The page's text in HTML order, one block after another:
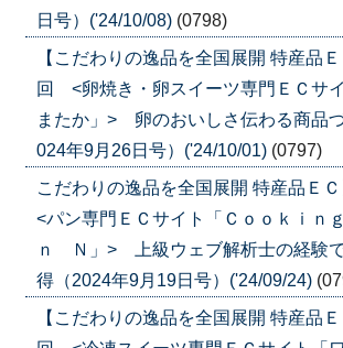
日号）('24/10/08) (0798)
【こだわりの逸品を全国展開 特産品
回 <卵焼き・卵スイーツ専門ＥＣサ
またか」> 卵のおいしさ伝わる商品
024年9月26日号）('24/10/01) (0797)
こだわりの逸品を全国展開 特産品Ｅ
<パン専門ＥＣサイト「Ｃｏｏｋｉｎ
ｎ Ｎ」> 上級ウェブ解析士の経験
得（2024年9月19日号）('24/09/24)
【こだわりの逸品を全国展開 特産品